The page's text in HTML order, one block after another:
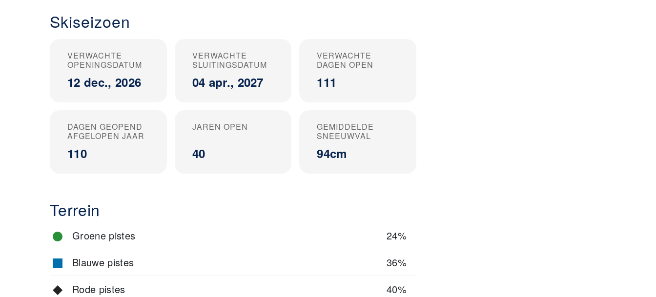
Skiseizoen
VERWACHTE
OPENINGSDATUM
12 dec., 2026
VERWACHTE
SLUITINGSDATUM
04 apr., 2027
VERWACHTE
DAGEN OPEN
111
DAGEN GEOPEND
AFGELOPEN JAAR
110
JAREN OPEN
40
GEMIDDELDE
SNEEUWVAL
94cm
Terrein
Groene pistes
24%
Blauwe pistes
36%
Rode pistes
40%